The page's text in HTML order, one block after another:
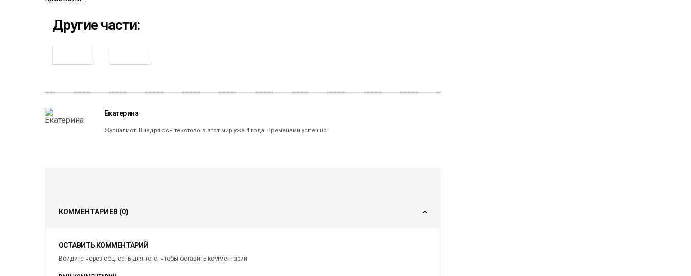
Другие части:
Екатерина
Журналист. Внедряюсь текстово в этот мир уже 4 года. Временами успешно.
КОММЕНТАРИЕВ (0)
ОСТАВИТЬ КОММЕНТАРИЙ
Войдите через соц. сеть для того, чтобы оставить комментарий